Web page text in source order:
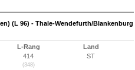
(L 96) - Thale-Wendefurth/Blankenburg
L-Rang
414
(348)
Land
ST